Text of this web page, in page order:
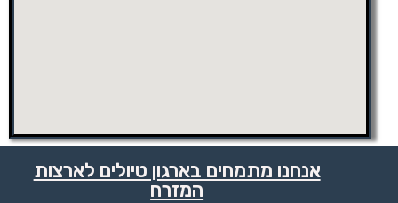
אנחנו מתמחים בארגון טיולים לארצות
המזרח